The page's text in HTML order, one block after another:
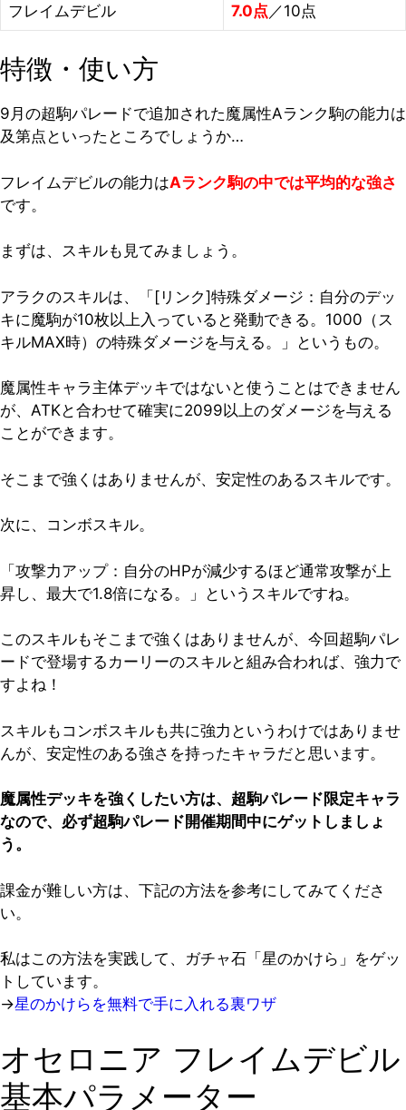
フレイムデビル 7.0点 ／10点
特徴・使い方
9月の超駒パレードで追加された魔属性Aランク駒の能力は
及第点といったところでしょうか…
フレイムデビルの能力はAランク駒の中では平均的な強さ
です。
まずは、スキルも見てみましょう。
アラクのスキルは、「[リンク]特殊ダメージ：自分のデッ
キに魔駒が10枚以上入っていると発動できる。1000（ス
キルMAX時）の特殊ダメージを与える。」というもの。
魔属性キャラ主体デッキではないと使うことはできません
が、ATKと合わせて確実に2099以上のダメージを与える
ことができます。
そこまで強くはありませんが、安定性のあるスキルです。
次に、コンボスキル。
「攻撃力アップ：自分のHPが減少するほど通常攻撃が上
昇し、最大で1.8倍になる。」というスキルですね。
このスキルもそこまで強くはありませんが、今回超駒パレ
ードで登場するカーリーのスキルと組み合われば、強力で
すよね！
スキルもコンボスキルも共に強力というわけではありませ
んが、安定性のある強さを持ったキャラだと思います。
魔属性デッキを強くしたい方は、超駒パレード限定キャラ
なので、必ず超駒パレード開催期間中にゲットしましょ
う。
課金が難しい方は、下記の方法を参考にしてみてくださ
い。
私はこの方法を実践して、ガチャ石「星のかけら」をゲッ
トしています。
→星のかけらを無料で手に入れる裏ワザ
オセロニア フレイムデビル
基本パラメーター